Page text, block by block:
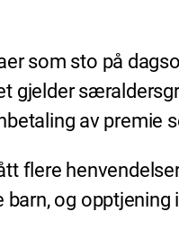
som sto på
gjelder
av premie
flere
og